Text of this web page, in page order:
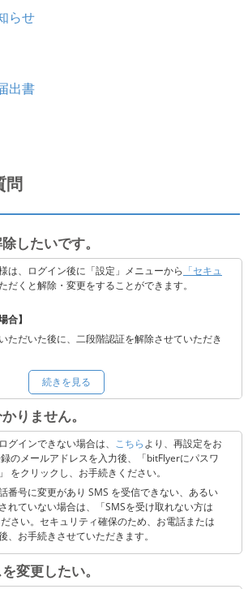
らせ
出書
問
したいです。
は、ログイン後に「設定」メニューから 「セキュ
だくと解除・変更をすることができます。
合】
ただいた後に、二段階認証を解除させていただき
希望の方へ
社の定めるセキュリティの観点から認証コードを
ルの受信ができない場合には、受信設定またはキ
性がございますので、以下 3点のご確認をお願い
@bitflyer.jp」のドメイン指定解除
に当社が該当していないか
に振り分けられていないか
場合】
ださい。
続きを見る
りません。
グインできない場合は、 こちらより、再設定をお
のメールアドレスを入力後、「bitFlyerにパスワ
をクリックし、お手続きください。
番号に変更があり SMS を受信できない、あるい
れていない場合は、「SMSを受け取れない方は
さい。セキュリティ確保のため、お電話または
、お手続きさせていただきます。
変更したい。